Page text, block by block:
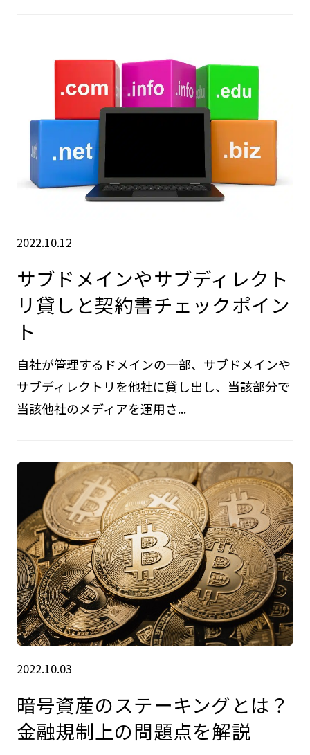
2022.10.12
サブドメインやサブディレクト
リ貸しと契約書チェックポイン
ト
自社が管理するドメインの一部、サブドメインや
サブディレクトリを他社に貸し出し、当該部分で
当該他社のメディアを運用さ...
2022.10.03
暗号資産のステーキングとは？
金融規制上の問題点を解説